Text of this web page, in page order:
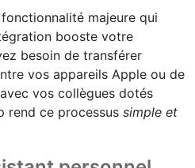
majeure qui
booste votre
besoin de transférer
vos appareils Apple ou de
vos collègues dotés
rend ce processus simple et